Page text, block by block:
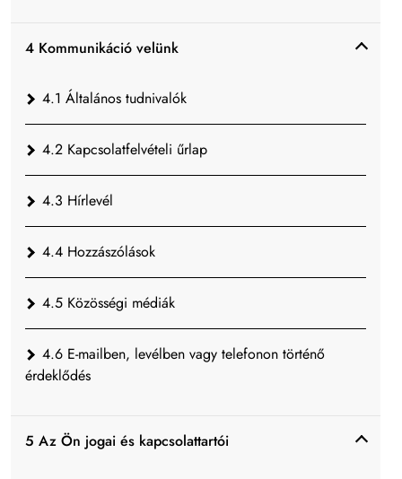
4 Kommunikáció velünk
4.1 Általános tudnivalók
4.2 Kapcsolatfelvételi űrlap
4.3 Hírlevél
4.4 Hozzászólások
4.5 Közösségi médiák
4.6 E-mailben, levélben vagy telefonon történő
érdeklődés
5 Az Ön jogai és kapcsolattartói